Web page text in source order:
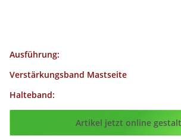
Ausführung:
Verstärkungsband Mastseite
Halteband:
Config_ID
Config_ID
Artikel jetzt online